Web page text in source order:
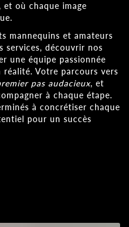
où chaque image
mannequins et amateurs
services, découvrir nos
une équipe passionnée
Votre parcours vers
pas audacieux, et
à chaque étape.
à concrétiser chaque
pour un succès